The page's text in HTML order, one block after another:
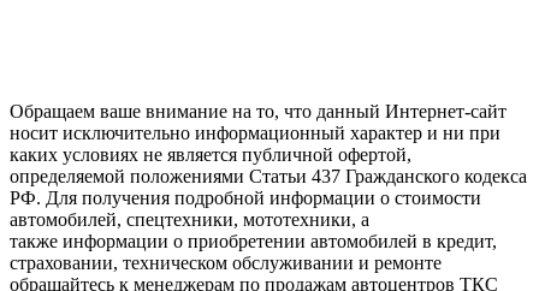
носит исключительно информационный характер и ни при
каких условиях не является публичной офертой,
определяемой положениями Статьи 437 Гражданского кодекса
РФ. Для получения подробной информации о стоимости
автомобилей, спецтехники, мототехники, а
также информации о приобретении автомобилей в кредит,
страховании, техническом обслуживании и ремонте
обращайтесь к менеджерам по продажам автоцентров ТКС
«Мотор». Для получения автомобилей, запасных частях,